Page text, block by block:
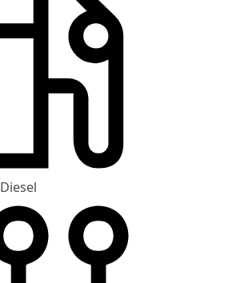
Diesel